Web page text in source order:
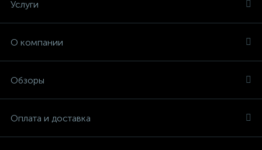
Услуги
О компании
Обзоры
Оплата и доставка